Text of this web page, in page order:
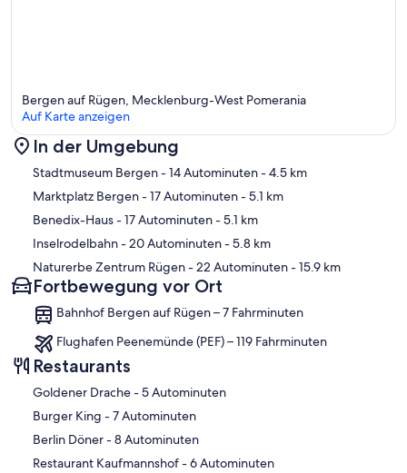
Karte
Bergen auf Rügen, Mecklenburg-West Pomerania
Auf Karte anzeigen
In der Umgebung
Stadtmuseum Bergen- 14 Autominuten- 4.5 km
Marktplatz Bergen- 17 Autominuten- 5.1 km
Benedix-Haus- 17 Autominuten- 5.1 km
Inselrodelbahn- 20 Autominuten- 5.8 km
Naturerbe Zentrum Rügen- 22 Autominuten- 15.9 km
Fortbewegung vor Ort
Bahnhof Bergen auf Rügen – 7 Fahrminuten
Flughafen Peenemünde (PEF) – 119 Fahrminuten
Restaurants
‪Goldener Drache - ‬5 Autominuten
‪Burger King - ‬7 Autominuten
‪Berlin Döner - ‬8 Autominuten
‪Restaurant Kaufmannshof - ‬6 Autominuten